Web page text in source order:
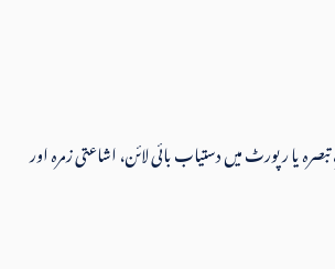
تبصرہ یا رپورٹ میں دستیاب بائی لائن، اشاعتی زمرہ اور